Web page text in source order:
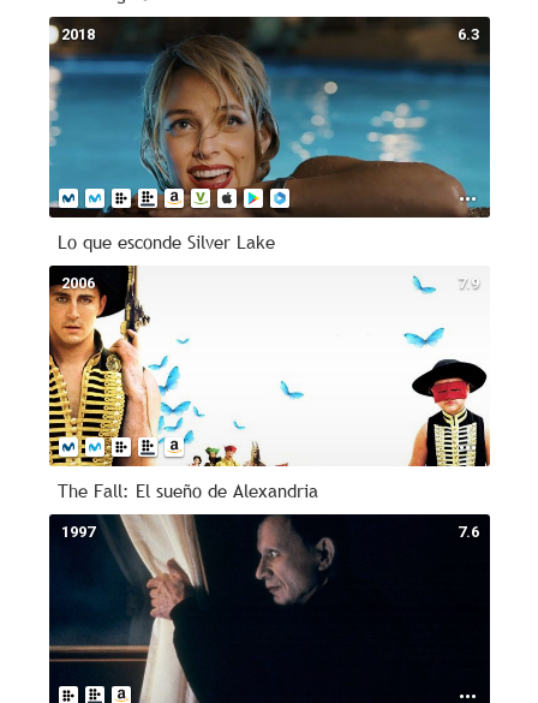
6.3
2018
Lo que esconde Silver Lake
7.9
2006
The Fall: El sueño de Alexandria
7.6
1997